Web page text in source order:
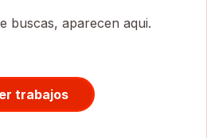
buscas, aparecen aqui.
trabajos